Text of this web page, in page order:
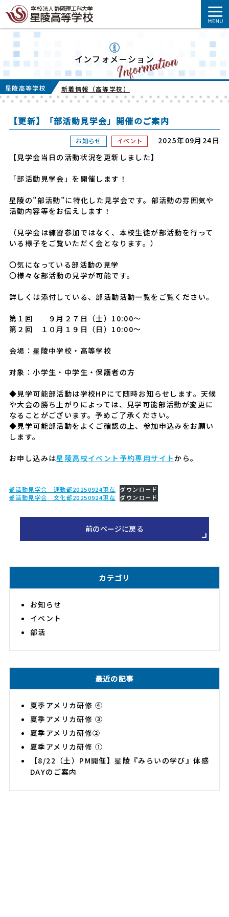
インフォメーション
星陵高等学校 新着情報（高等学校）
【更新】「部活動見学会」開催のご案内
お知らせ イベント
2025年09月24日
【見学会当日の活動状況を更新しました】
「部活動見学会」を開催します！
星陵の”部活動”に特化した見学会です。部活動の雰囲気や
活動内容等をお伝えします！
（見学会は練習参加ではなく、本校生徒が部活動を行って
いる様子をご覧いただく会となります。）
〇気になっている部活動の見学
〇様々な部活動の見学が可能です。
詳しくは添付している、部活動活動一覧をご覧ください。
第１回 ９月２７日（土）10:00～
第２回 １０月１９日（日）10:00～
会場：星陵中学校・高等学校
対象：小学生・中学生・保護者の方
◆見学可能部活動は学校HPにて随時お知らせします。天候
や大会の勝ち上がりによっては、見学可能部活動が変更に
なることがございます。予めご了承ください。
◆見学可能部活動をよくご確認の上、参加申込みをお願い
します。
お申し込みは星陵高校イベント予約専用サイトから。
部活動見学会 運動部20250924現在 ダウンロード
部活動見学会 文化部20250924現在 ダウンロード
前のページに戻る
カテゴリ
お知らせ
イベント
部活
最近の記事
夏季アメリカ研修 ④
夏季アメリカ研修 ③
夏季アメリカ研修②
夏季アメリカ研修 ①
【8/22（土）PM開催】星陵『みらいの学び』体感
DAYのご案内